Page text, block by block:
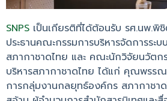
SNPS เป็นเกียรติที่ได้ต้อนรับ รศ.นพ.พิ
ประธานคณะกรรมการบริหารจัดการระ
สภากาชาดไทย และ คณะนักวิจัยนวัต
บริหารสภากาชาดไทย ได้แก่ คุณพรร
การกลุ่มงานกลยุทธ์องค์กร สภากาชา